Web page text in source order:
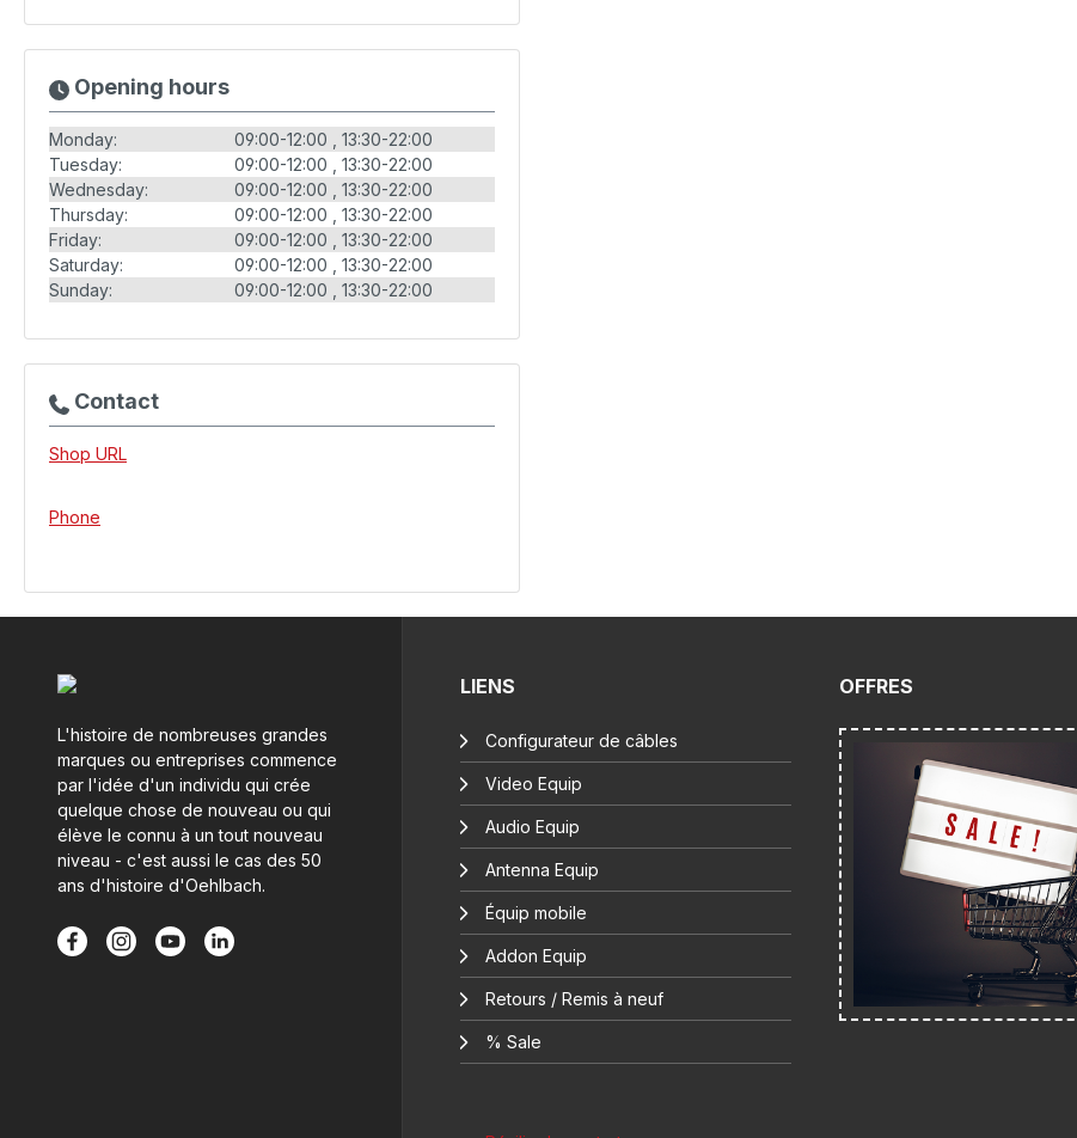
Opening hours
Monday: 09:00-12:00
13:30-22:00
Tuesday:
09:00-12:00
13:30-22:00
Wednesday:
09:00-12:00
13:30-22:00
Thursday:
09:00-12:00
13:30-22:00
Friday:
09:00-12:00
13:30-22:00
Saturday:
09:00-12:00
13:30-22:00
Sunday:
09:00-12:00 13:30-22:00
Contact
Shop URL
Phone
L'histoire de nombreuses grandes
marques ou entreprises commence
par l'idée d'un individu qui crée
quelque chose de nouveau ou qui
élève le connu à un tout nouveau
niveau - c'est aussi le cas des 50
ans d'histoire d'Oehlbach.
LIENS
Configurateur de câbles
Video Equip
Audio Equip
Antenna Equip
Équip mobile
Addon Equip
Retours / Remis à neuf
% Sale
OFFRES